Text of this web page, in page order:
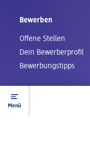
Menü
Bewerben
Offene Stellen
Dein Bewerberprofil
Bewerbungstipps